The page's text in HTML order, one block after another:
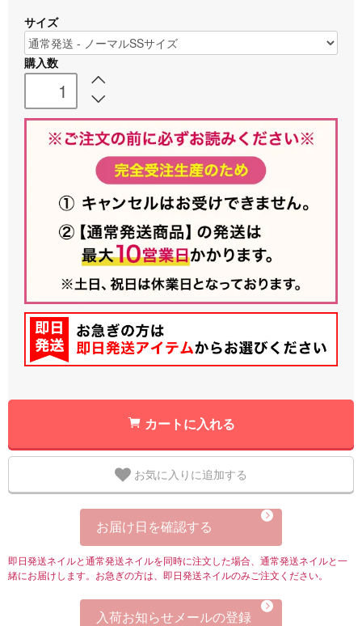
サイズ
購入数
カートに入れる
お気に入りに追加する
お届け日を確認する
即日発送ネイルと通常発送ネイルを同時に注文した場合、通常発送ネイルと一
緒にお届けします。お急ぎの方は、即日発送ネイルのみご注文ください。
入荷お知らせメールの登録